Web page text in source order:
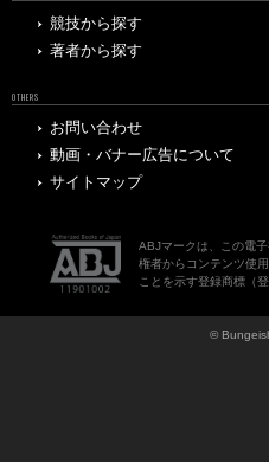
競技から探す
著者から探す
OTHERS
お問い合わせ
動画・バナー広告について
サイトマップ
ABJマークは、この電
権者からコンテンツ使
ことを示す登録商標（
©